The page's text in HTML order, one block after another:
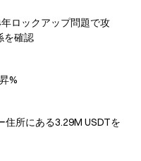
ロックアップ問題で攻
を確認
%
住所にある3.29M USDTを